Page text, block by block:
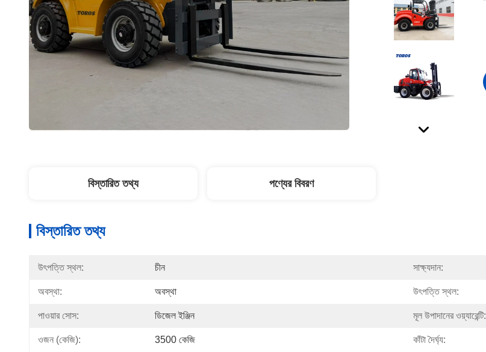
বিস্তারিত তথ্য পণ্যের বিবরণ
বিস্তারিত তথ্য
উৎপত্তি স্থল: চীন সাক্ষ্যদান:
অবস্থা: অবস্থা উৎপত্তি স্থল:
পাওয়ার সোস: ডিজেল ইঞ্জিন মূল উপাদানের ওয়্যারেন্টি:
ওজন (কেজি): 3500 কেজি কাঁটা দৈর্ঘ্য: